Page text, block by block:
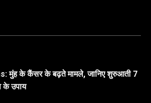
मुंह के कैंसर के बढ़ते मामले, जानिए शुरुआती 7
के उपाय